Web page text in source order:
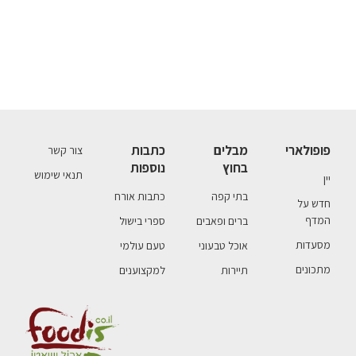
פופולארי
יין
חדש על
המדף
מסעדות
מתכונים
מבלים
בחוץ
בתי קפה
ברים ופאבים
אוכל טבעוני
תיירות
כתבות
נוספות
כתבות אורח
ספרי בישול
טעם עולמי
למקצוענים
צור קשר
תנאי שימוש